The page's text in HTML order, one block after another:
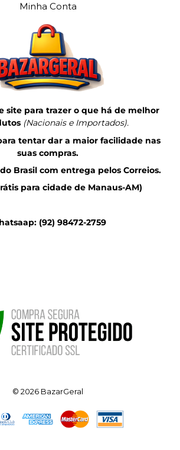
Minha Conta
site para trazer o que há de melhor
(Nacionais e Importados).
tentar dar a maior facilidade nas
suas compras.
Brasil com entrega pelos Correios.
para cidade de Manaus-AM)
(92) 98472-2759
© 2026 BazarGeral